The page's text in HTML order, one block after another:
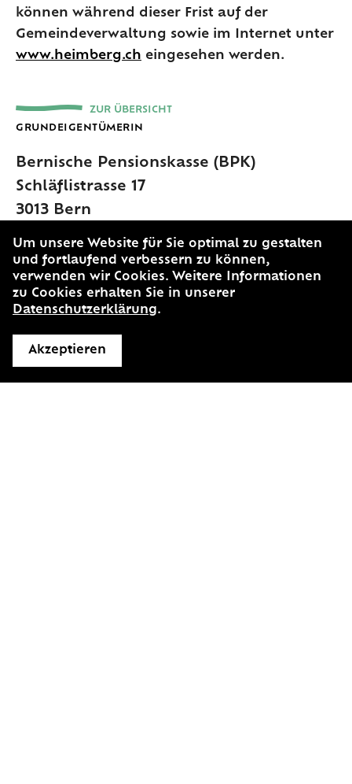
können während dieser Frist auf der
Gemeindeverwaltung sowie im Internet unter
www.heimberg.ch eingesehen werden.
ZUR ÜBERSICHT
GRUNDEIGENTÜMERIN
Bernische Pensionskasse (BPK)
Schläflistrasse 17
3013 Bern
+41 31 633 00 00
www.bpk.ch
Um unsere Website für Sie optimal zu gestalten
und fortlaufend verbessern zu können,
verwenden wir Cookies. Weitere Informationen
zu Cookies erhalten Sie in unserer
Datenschutzerklärung.
Akzeptieren